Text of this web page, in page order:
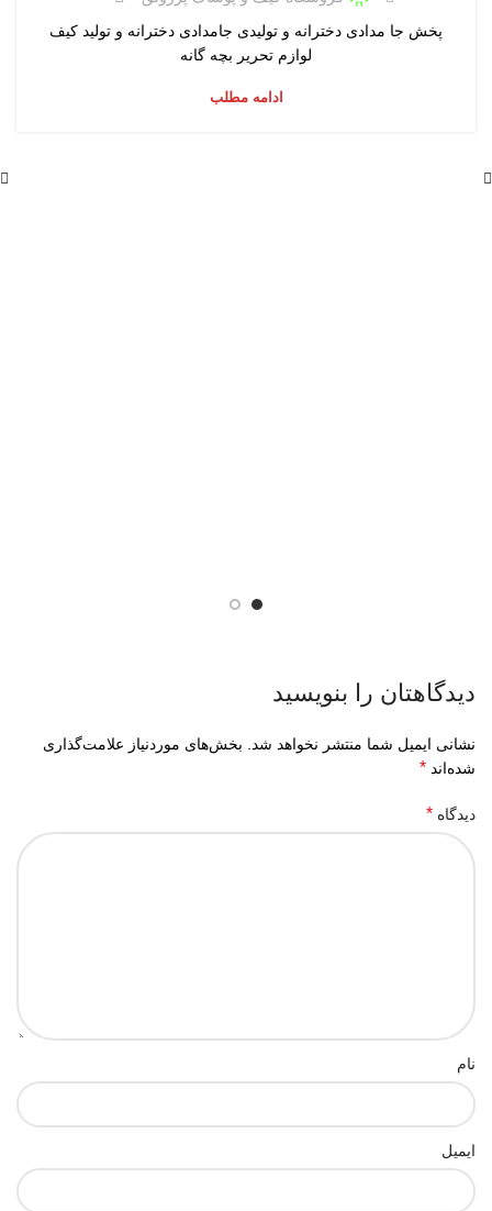
پخش جا مدادی دخترانه و تولیدی جامدادی دخترانه و تولید کیف
لوازم تحریر بچه گانه
ادامه مطلب
دیدگاهتان را بنویسید
نشانی ایمیل شما منتشر نخواهد شد. بخش‌های موردنیاز علامت‌گذاری
شده‌اند *
دیدگاه *
نام
ایمیل